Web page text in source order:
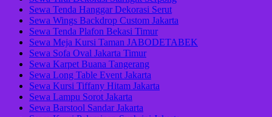
Sewa Tenda Hanggar Dekorasi Serut
Sewa Wings Backdrop Custom Jakarta
Sewa Tenda Plafon Bekasi Timur
Sewa Meja Kursi Taman JABODETABEK
Sewa Sofa Oval Jakarta Timur
Sewa Karpet Buana Tangerang
Sewa Long Table Event Jakarta
Sewa Kursi Tiffany Hitam Jakarta
Sewa Lampu Sorot Jakarta
Sewa Barstool Sandar Jakarta